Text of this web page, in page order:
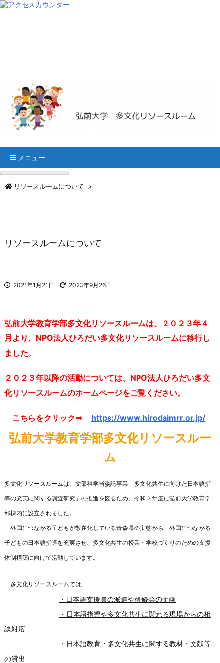
メニュー
リソースルームについて >
リソースルームについて
2021年1月21日 2023年9月26日
弘前大学教育学部多文化リソースルームは、２０２３年４
月より、NPO法人ひろだい多文化リソースルームに移行し
ました。
２０２３年以降の活動については、 NPO法人ひろだい多文
化リソースルームのホームページをご覧ください。
こちらをクリック➡ https://www.hirodaimrr.or.jp/
弘前大学教育学部多文化リソースルー
ム
多文化リソースルームは、文部科学省委託事業「多文化共生に向けた日本語指
導の充実に関する調査研究」の推進を図るため、令和２年度に弘前大学教育学
部棟内に設立されました。
外国につながる子どもが散在化している青森県の実態から、外国につながる
子どもの日本語指導を充実させ、多文化共生の授業・学校づくりのための支援
体制構築に向けて活動しています。
多文化リソースルームでは、
・日本語支援員の派遣や研修会の企画
・日本語指導や多文化共生に関わる現場からの相
談対応
・日本語教育・多文化共生に関する教材・文献等
の貸出